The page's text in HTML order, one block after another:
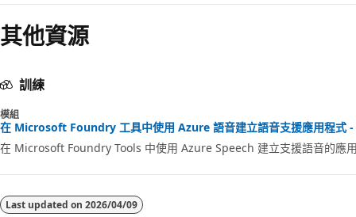
其他資源
訓練
模組
在 Microsoft Foundry 工具中使用 Azure 語音建立語音支援應用程式
在 Microsoft Foundry Tools 中使用 Azure Speech 建立支援語音的應
Last updated on 2026/04/09